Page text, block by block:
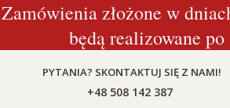
Zamówienia złożone w
będą realizowane po
PYTANIA? SKONTAKTUJ SIĘ Z NAMI!
+48 508 142 387